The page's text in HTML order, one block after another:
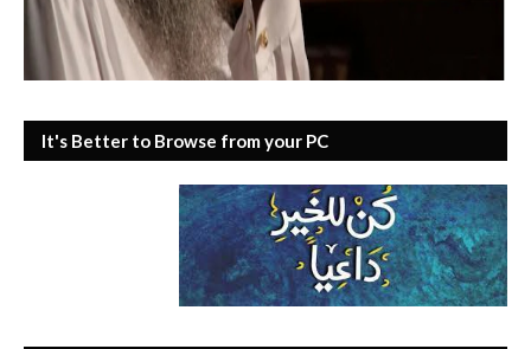
It's Better to Browse from your PC